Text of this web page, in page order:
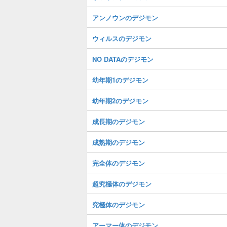
アンノウンのデジモン
ウィルスのデジモン
NO DATAのデジモン
幼年期1のデジモン
幼年期2のデジモン
成長期のデジモン
成熟期のデジモン
完全体のデジモン
超究極体のデジモン
究極体のデジモン